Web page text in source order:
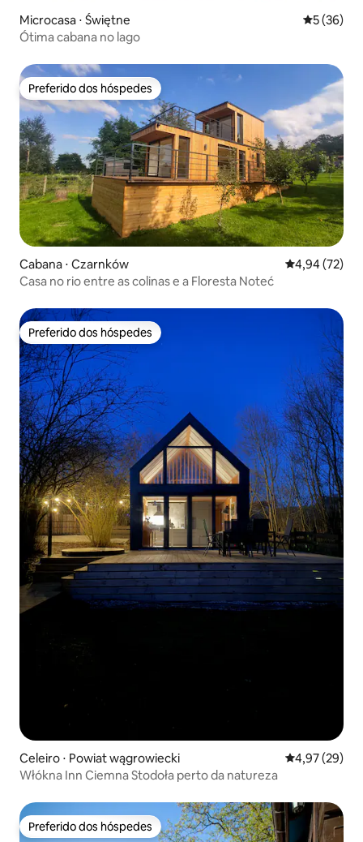
Microcasa ⋅ Świętne 5 de uma
5 (36)
Ótima cabana no lago
Preferido dos hóspedes
Preferido dos hóspedes
Cabana ⋅ Czarnków 4,94 de uma
4,94 (72)
Casa no rio entre as colinas e a Floresta Noteć
Preferido dos hóspedes
Preferido dos hóspedes
Celeiro ⋅ Powiat wągrowiecki 4,97 de uma
4,97 (29)
Włókna Inn Ciemna Stodoła perto da natureza
Preferido dos hóspedes
Preferido dos hóspedes